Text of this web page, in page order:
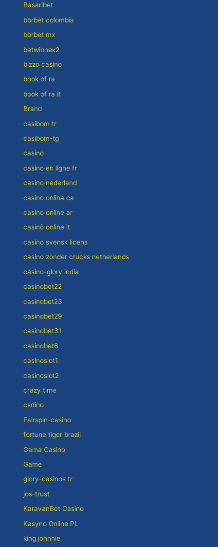
Basaribet
bbrbet colombia
bbrbet mx
betwinneк2
bizzo casino
book of ra
book of ra it
Brand
casibom tr
casibom-tg
casino
casino en ligne fr
casino nederland
casino onlina ca
casino online ar
casinò online it
casino svensk licens
casino zonder crucks netherlands
casino-glory india
casinobet22
casinobet23
casinobet29
casinobet31
casinobet6
casinoslot1
casinoslot2
crazy time
csdino
Fairspin-casino
fortune tiger brazil
Gama Casino
Game
glory-casinos tr
jos-trust
KaravanBet Casino
Kasyno Online PL
king johnnie